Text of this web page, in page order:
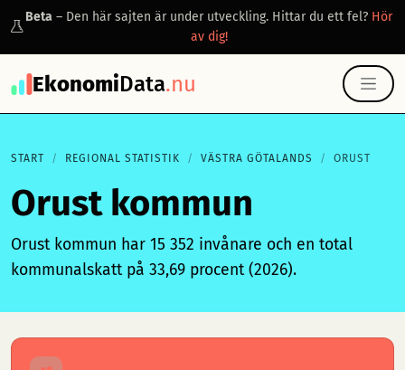
Beta – Den här sajten är under utveckling. Hittar du ett fel? Hör
av dig!
EkonomiData.nu
START REGIONAL STATISTIK VÄSTRA GÖTALANDS ORUST
Orust kommun
Orust kommun har 15 352 invånare och en total
kommunalskatt på 33,69 procent (2026).